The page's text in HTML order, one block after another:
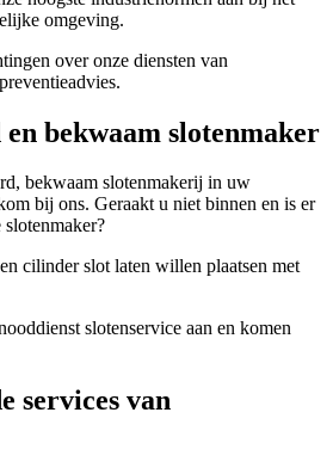
omgeving.
over onze diensten van
en bekwaam slotenmaker
bekwaam slotenmakerij in uw
bij ons. Geraakt u niet binnen en is er
cilinder slot laten willen plaatsen met
slotenservice aan en komen
services van